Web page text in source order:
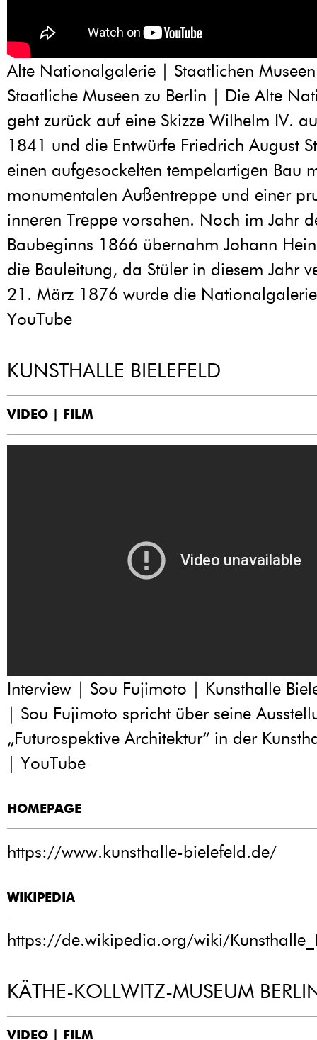
Alte Nationalgalerie | Staatlichen
Staatliche Museen zu Berlin | Die Alte
geht zurück auf eine Skizze Wilhelm IV.
1841 und die Entwürfe Friedrich August
einen aufgesockelten tempelartigen Bau
monumentalen Außentreppe und einer
inneren Treppe vorsahen. Noch im Jahr
Baubeginns 1866 übernahm Johann
die Bauleitung, da Stüler in diesem Jahr
21. März 1876 wurde die
YouTube
KUNSTHALLE BIELEFELD
VIDEO | FILM
Interview | Sou Fujimoto | Kunsthalle
| Sou Fujimoto spricht über seine
„Futurospektive Architektur“ in der
| YouTube
HOMEPAGE
https://www.kunsthalle-bielefeld.de/
WIKIPEDIA
https://de.wikipedia.org/wiki/
KÄTHE-KOLLWITZ-MUSEUM
VIDEO | FILM